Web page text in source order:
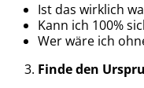
Ist das wirklich
Kann ich 100%
Wer wäre ich
Finde den